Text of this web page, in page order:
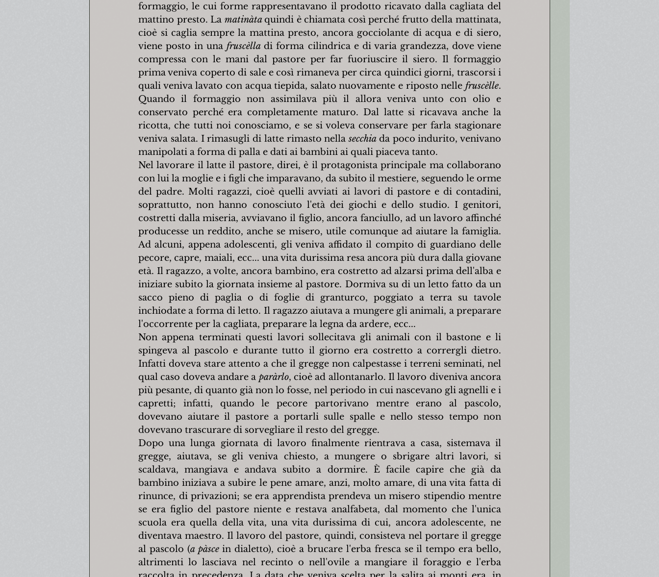
formaggio, le cui forme rappresentavano il prodotto ricavato dalla cagliata del
mattino presto. La matinàta quindi è chiamata così perché frutto della mattinata,
cioè si caglia sempre la mattina presto, ancora gocciolante di acqua e di siero,
viene posto in una fruscèlla di forma cilindrica e di varia grandezza, dove viene
compressa con le mani dal pastore per far fuoriuscire il siero. Il formaggio
prima veniva coperto di sale e così rimaneva per circa quindici giorni, trascorsi i
quali veniva lavato con acqua tiepida, salato nuovamente e riposto nelle fruscèlle.
Quando il formaggio non assimilava più il allora veniva unto con olio e
conservato perché era completamente maturo. Dal latte si ricavava anche la
ricotta, che tutti noi conosciamo, e se si voleva conservare per farla stagionare
veniva salata. I rimasugli di latte rimasto nella secchia da poco indurito, venivano
manipolati a forma di palla e dati ai bambini ai quali piaceva tanto.
Nel lavorare il latte il pastore, direi, è il protagonista principale ma collaborano
con lui la moglie e i figli che imparavano, da subito il mestiere, seguendo le orme
del padre. Molti ragazzi, cioè quelli avviati ai lavori di pastore e di contadini,
soprattutto, non hanno conosciuto l'età dei giochi e dello studio. I genitori,
costretti dalla miseria, avviavano il figlio, ancora fanciullo, ad un lavoro affinché
producesse un reddito, anche se misero, utile comunque ad aiutare la famiglia.
Ad alcuni, appena adolescenti, gli veniva affidato il compito di guardiano delle
pecore, capre, maiali, ecc... una vita durissima resa ancora più dura dalla giovane
età. Il ragazzo, a volte, ancora bambino, era costretto ad alzarsi prima dell'alba e
iniziare subito la giornata insieme al pastore. Dormiva su di un letto fatto da un
sacco pieno di paglia o di foglie di granturco, poggiato a terra su tavole
inchiodate a forma di letto. Il ragazzo aiutava a mungere gli animali, a preparare
l'occorrente per la cagliata, preparare la legna da ardere, ecc...
Non appena terminati questi lavori sollecitava gli animali con il bastone e li
spingeva al pascolo e durante tutto il giorno era costretto a corrergli dietro.
Infatti doveva stare attento a che il gregge non calpestasse i terreni seminati, nel
qual caso doveva andare a paràrlo, cioè ad allontanarlo. Il lavoro diveniva ancora
più pesante, di quanto già non lo fosse, nel periodo in cui nascevano gli agnelli e i
capretti; infatti, quando le pecore partorivano mentre erano al pascolo,
dovevano aiutare il pastore a portarli sulle spalle e nello stesso tempo non
dovevano trascurare di sorvegliare il resto del gregge.
Dopo una lunga giornata di lavoro finalmente rientrava a casa, sistemava il
gregge, aiutava, se gli veniva chiesto, a mungere o sbrigare altri lavori, si
scaldava, mangiava e andava subito a dormire. È facile capire che già da
bambino iniziava a subire le pene amare, anzi, molto amare, di una vita fatta di
rinunce, di privazioni; se era apprendista prendeva un misero stipendio mentre
se era figlio del pastore niente e restava analfabeta, dal momento che l'unica
scuola era quella della vita, una vita durissima di cui, ancora adolescente, ne
diventava maestro. Il lavoro del pastore, quindi, consisteva nel portare il gregge
al pascolo (a pàsce in dialetto), cioè a brucare l'erba fresca se il tempo era bello,
altrimenti lo lasciava nel recinto o nell'ovile a mangiare il foraggio e l'erba